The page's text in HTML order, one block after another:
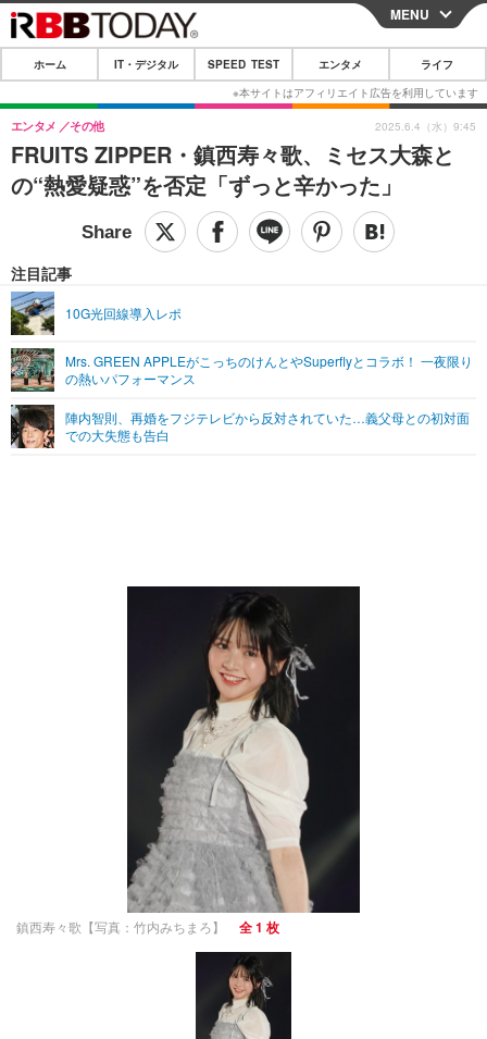
CLOSE
ホーム
IT・デジタル
IT・デジタルTOP スマートフォン
ショッピング その他
SPEED TEST
エンタメTOP 映画・ドラマ
グラビア
ショッピング その他
ライフTOP
その他
リリース一覧
プッシュ通知の停止方法
MENU
ホーム IT・デジタル SPEED TEST エンタメ ライフ
FRUITS ZIPPER・鎮西寿々歌、ミセス大森と
の“熱愛疑惑”を否定「ずっと辛かった」
エンタメ その他
注目記事
10G光回線導入レポ
Mrs. GREEN APPLEがこっちのけんとやSuperflyとコラボ！ 一夜限り
の熱いパフォーマンス
陣内智則、再婚をフジテレビから反対されていた…義父母との初対面
での大失態も告白
2025.6.4（水）9:45
鎮西寿々歌【写真：竹内みちまろ】 全 1 枚